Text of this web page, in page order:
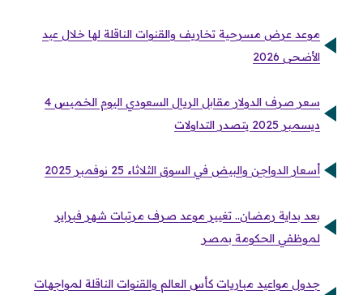
موعد عرض مسرحية تخاريف والقنوات الناقلة لها خلال عيد
الأضحى 2026
سعر صرف الدولار مقابل الريال السعودي اليوم الخميس 4
ديسمبر 2025 يتصدر التداولات
أسعار الدواجن والبيض في السوق الثلاثاء 25 نوفمبر 2025
بعد بداية رمضان.. تغيير موعد صرف مرتبات شهر فبراير
لموظفي الحكومة بمصر
جدول مواعيد مباريات كأس العالم والقنوات الناقلة لمواجهات